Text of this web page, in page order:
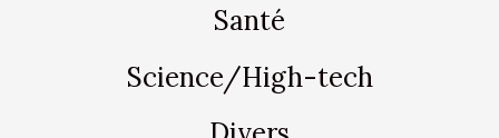
Santé
Science/High-tech